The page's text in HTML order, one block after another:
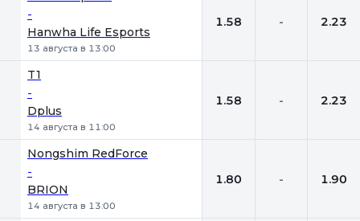
-
Hanwha Life Esports
13 августа в 13:00
1.58 - 2.23
T1
-
Dplus
14 августа в 11:00
1.58 - 2.23
Nongshim RedForce
-
BRION
14 августа в 13:00
1.80 - 1.90